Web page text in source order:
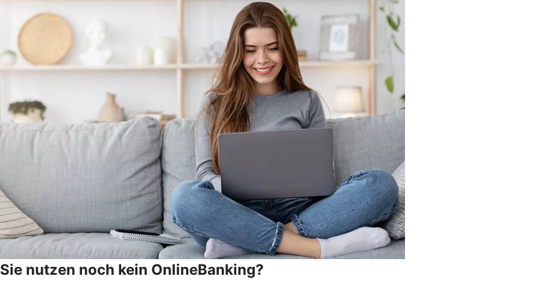
Sie nutzen noch kein OnlineBanking?